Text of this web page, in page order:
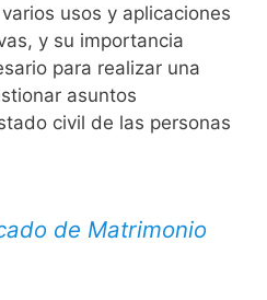
usos y aplicaciones
y su importancia
para realizar una
asuntos
civil de las personas
de Matrimonio